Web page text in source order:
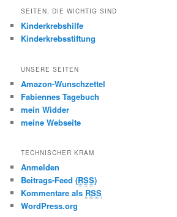
SEITEN, DIE WICHTIG SIND
Kinderkrebshilfe
Kinderkrebsstiftung
UNSERE SEITEN
Amazon-Wunschzettel
Fabiennes Tagebuch
mein Widder
meine Webseite
TECHNISCHER KRAM
Anmelden
Beitrags-Feed (RSS)
Kommentare als RSS
WordPress.org